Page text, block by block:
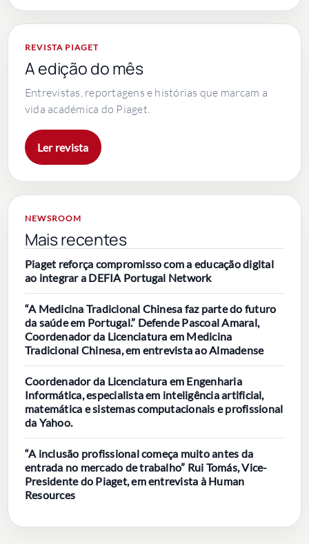
REVISTA PIAGET
A edição do mês
Entrevistas, reportagens e histórias que marcam a
vida académica do Piaget.
Ler revista
NEWSROOM
Mais recentes
Piaget reforça compromisso com a educação digital
ao integrar a DEFIA Portugal Network
“A Medicina Tradicional Chinesa faz parte do futuro
da saúde em Portugal.” Defende Pascoal Amaral,
Coordenador da Licenciatura em Medicina
Tradicional Chinesa, em entrevista ao Almadense
Coordenador da Licenciatura em Engenharia
Informática, especialista em inteligência artificial,
matemática e sistemas computacionais e profissional
da Yahoo.
“A inclusão profissional começa muito antes da
entrada no mercado de trabalho” Rui Tomás, Vice-
Presidente do Piaget, em entrevista à Human
Resources